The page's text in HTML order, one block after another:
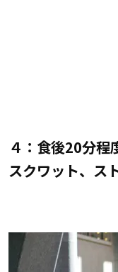
４：食後20分程
スクワット、ス